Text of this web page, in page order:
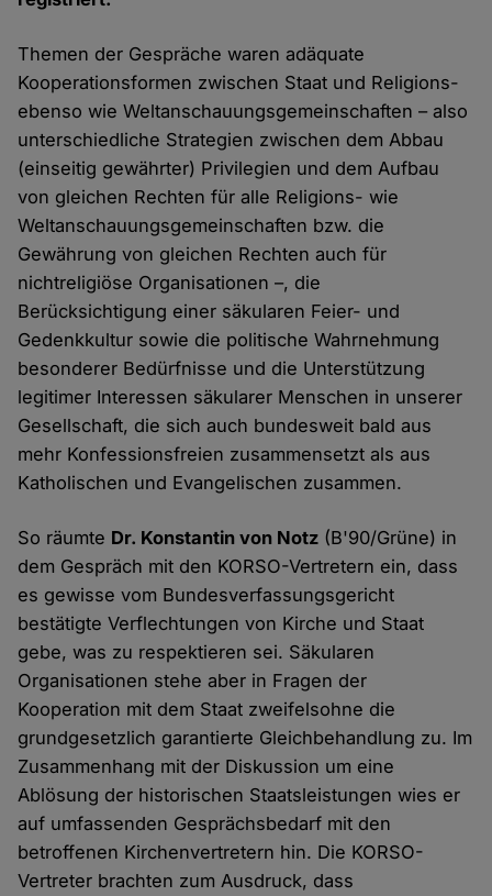
Themen der Gespräche waren adäquate
Kooperationsformen zwischen Staat und Religions-
ebenso wie Weltanschauungsgemeinschaften – also
unterschiedliche Strategien zwischen dem Abbau
(einseitig gewährter) Privilegien und dem Aufbau
von gleichen Rechten für alle Religions- wie
Weltanschauungsgemeinschaften bzw. die
Gewährung von gleichen Rechten auch für
nichtreligiöse Organisationen –, die
Berücksichtigung einer säkularen Feier- und
Gedenkkultur sowie die politische Wahrnehmung
besonderer Bedürfnisse und die Unterstützung
legitimer Interessen säkularer Menschen in unserer
Gesellschaft, die sich auch bundesweit bald aus
mehr Konfessionsfreien zusammensetzt als aus
Katholischen und Evangelischen zusammen.
So räumte Dr. Konstantin von Notz (B'90/Grüne) in
dem Gespräch mit den KORSO-Vertretern ein, dass
es gewisse vom Bundesverfassungsgericht
bestätigte Verflechtungen von Kirche und Staat
gebe, was zu respektieren sei. Säkularen
Organisationen stehe aber in Fragen der
Kooperation mit dem Staat zweifelsohne die
grundgesetzlich garantierte Gleichbehandlung zu. Im
Zusammenhang mit der Diskussion um eine
Ablösung der historischen Staatsleistungen wies er
auf umfassenden Gesprächsbedarf mit den
betroffenen Kirchenvertretern hin. Die KORSO-
Vertreter brachten zum Ausdruck, dass